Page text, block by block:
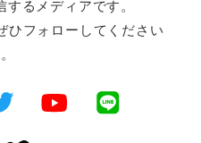
るメディアです。
ひフォローしてください